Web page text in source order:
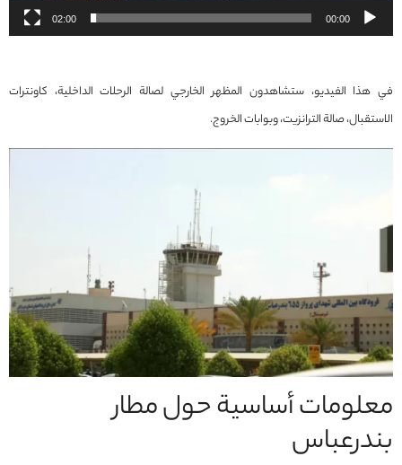
00:00
02:00
في هذا الفيديو، ستشاهدون المظهر الخارجي لصالة الرحلات الداخلية، كاونترات
الاستقبال، صالة الترانزيت، وبوابات الخروج.
معلومات أساسية حول مطار
بندرعباس